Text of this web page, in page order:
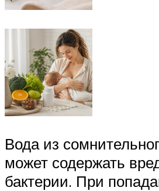
Вода из
может содержать
бактерии. При